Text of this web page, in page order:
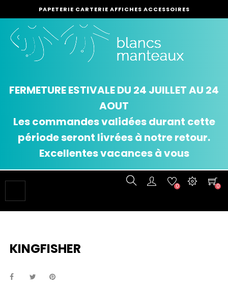
PAPETERIE CARTERIE AFFICHES ACCESSOIRES
FERMETURE ESTIVALE DU 24 JUILLET AU 24
AOUT
Les commandes validées durant cette
période seront livrées à notre retour.
Excellentes vacances à vous
la
navigation
0 0
KINGFISHER